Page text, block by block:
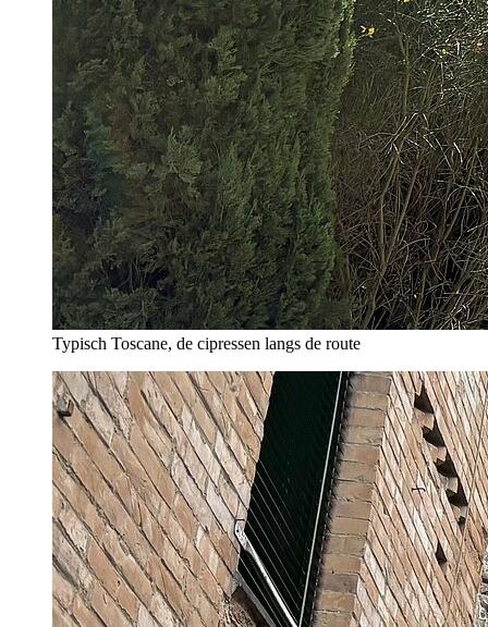
Typisch Toscane, de cipressen langs de route